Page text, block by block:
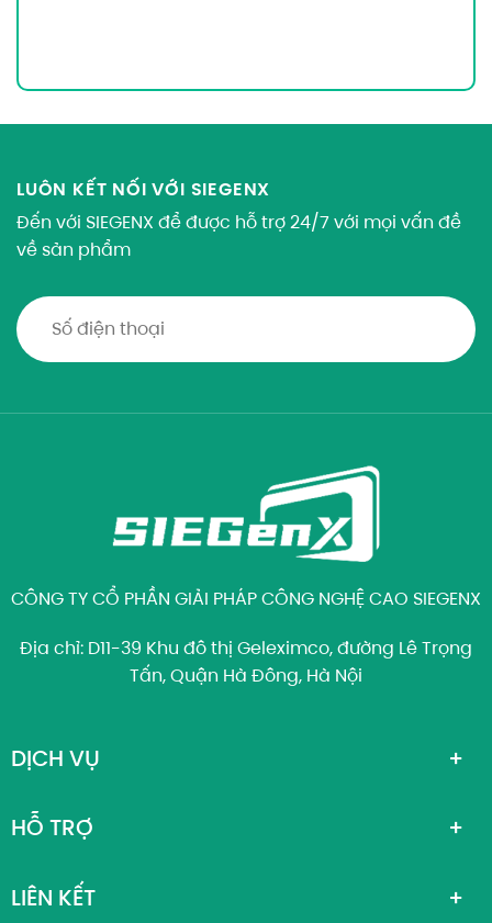
LUÔN KẾT NỐI VỚI SIEGENX
Đến với SIEGENX để được hỗ trợ 24/7 với mọi vấn đề
về sản phẩm
CÔNG TY CỔ PHẦN GIẢI PHÁP CÔNG NGHỆ CAO SIEGENX
Địa chỉ: D11-39 Khu đô thị Geleximco, đường Lê Trọng
Tấn, Quận Hà Đông, Hà Nội
DỊCH VỤ
HỖ TRỢ
LIÊN KẾT